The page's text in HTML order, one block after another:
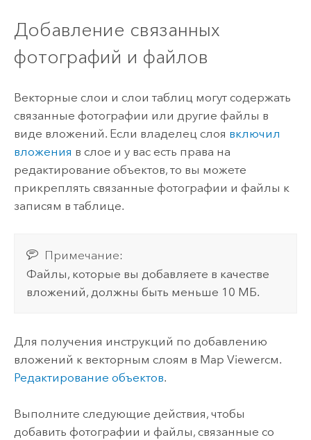
Добавление связанных
фотографий и файлов
Векторные слои и слои таблиц могут содержать
связанные фотографии или другие файлы в
виде вложений. Если владелец слоя включил
вложения в слое и у вас есть права на
редактирование объектов, то вы можете
прикреплять связанные фотографии и файлы к
записям в таблице.
Примечание:
Файлы, которые вы добавляете в качестве
вложений, должны быть меньше 10 МБ.
Для получения инструкций по добавлению
вложений к векторным слоям в Map Viewerсм.
Редактирование объектов.
Выполните следующие действия, чтобы
добавить фотографии и файлы, связанные со